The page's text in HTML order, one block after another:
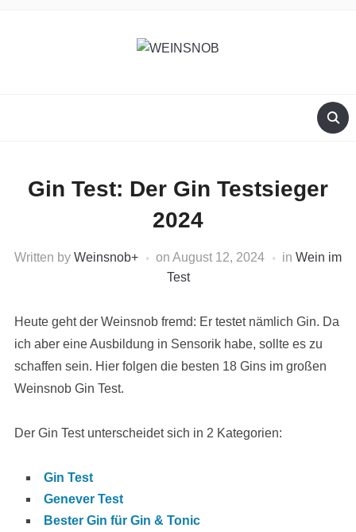
Gin Test: Der Gin Testsieger
2024
Written by Weinsnob+ on August 12, 2024 in Wein im
Test
Heute geht der Weinsnob fremd: Er testet nämlich Gin. Da
ich aber eine Ausbildung in Sensorik habe, sollte es zu
schaffen sein. Hier folgen die besten 18 Gins im großen
Weinsnob Gin Test.
Der Gin Test unterscheidet sich in 2 Kategorien:
Gin Test
Genever Test
Bester Gin für Gin & Tonic